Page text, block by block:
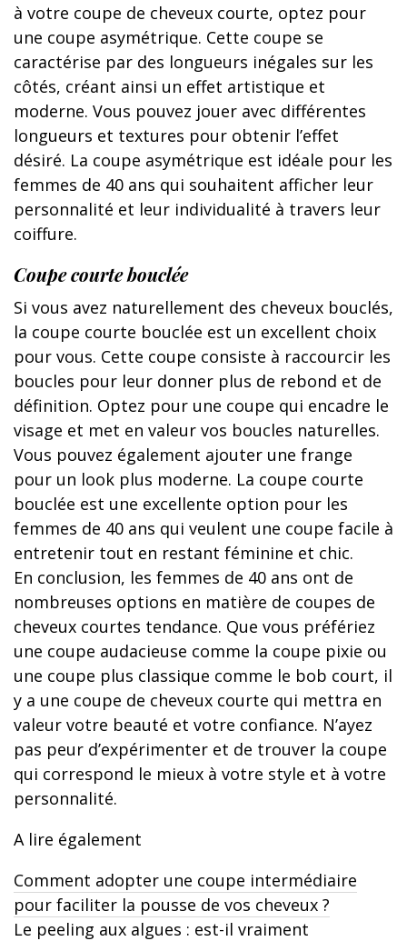
à votre coupe de cheveux courte, optez pour
une coupe asymétrique. Cette coupe se
caractérise par des longueurs inégales sur les
côtés, créant ainsi un effet artistique et
moderne. Vous pouvez jouer avec différentes
longueurs et textures pour obtenir l’effet
désiré. La coupe asymétrique est idéale pour les
femmes de 40 ans qui souhaitent afficher leur
personnalité et leur individualité à travers leur
coiffure.
Coupe courte bouclée
Si vous avez naturellement des cheveux bouclés,
la coupe courte bouclée est un excellent choix
pour vous. Cette coupe consiste à raccourcir les
boucles pour leur donner plus de rebond et de
définition. Optez pour une coupe qui encadre le
visage et met en valeur vos boucles naturelles.
Vous pouvez également ajouter une frange
pour un look plus moderne. La coupe courte
bouclée est une excellente option pour les
femmes de 40 ans qui veulent une coupe facile à
entretenir tout en restant féminine et chic.
En conclusion, les femmes de 40 ans ont de
nombreuses options en matière de coupes de
cheveux courtes tendance. Que vous préfériez
une coupe audacieuse comme la coupe pixie ou
une coupe plus classique comme le bob court, il
y a une coupe de cheveux courte qui mettra en
valeur votre beauté et votre confiance. N’ayez
pas peur d’expérimenter et de trouver la coupe
qui correspond le mieux à votre style et à votre
personnalité.
A lire également
Comment adopter une coupe intermédiaire
pour faciliter la pousse de vos cheveux ?
Le peeling aux algues : est-il vraiment